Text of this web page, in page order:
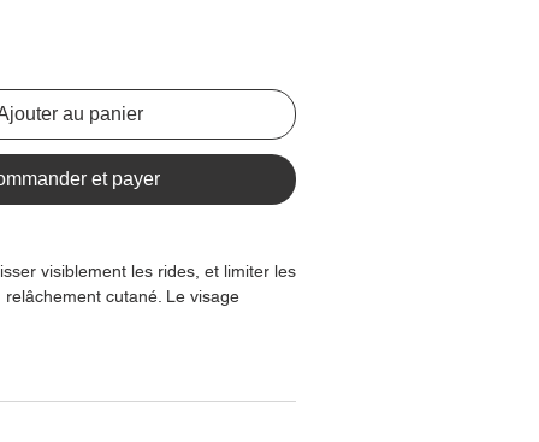
au panier
et payer
visiblement les rides, et limiter les
relâchement cutané. Le visage